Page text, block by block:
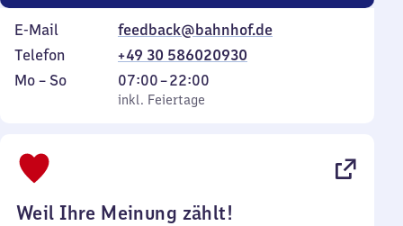
E-Mail
feedback@bahnhof.de
Telefon
+49 30 586020930
Montag
Mo – So,
inkl. Feiertage
07:00–22:00
Von
7
inkl. Feiertage
Weil Ihre Meinung zählt!